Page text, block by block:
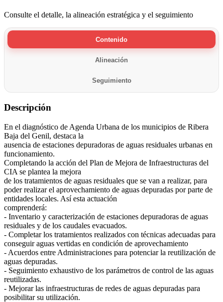
Consulte el detalle, la alineación estratégica y el seguimiento
Contenido
Alineación
Seguimiento
Descripción
En el diagnóstico de Agenda Urbana de los municipios de Ribera
Baja del Genil, destaca la
ausencia de estaciones depuradoras de aguas residuales urbanas en
funcionamiento.
Completando la acción del Plan de Mejora de Infraestructuras del
CIA se plantea la mejora
de los tratamientos de aguas residuales que se van a realizar, para
poder realizar el aprovechamiento de aguas depuradas por parte de
entidades locales. Así esta actuación
comprenderá:
- Inventario y caracterización de estaciones depuradoras de aguas
residuales y de los caudales evacuados.
- Completar los tratamientos realizados con técnicas adecuadas para
conseguir aguas vertidas en condición de aprovechamiento
- Acuerdos entre Administraciones para potenciar la reutilización de
aguas depuradas.
- Seguimiento exhaustivo de los parámetros de control de las aguas
reutilizadas.
- Mejorar las infraestructuras de redes de aguas depuradas para
posibilitar su utilización.